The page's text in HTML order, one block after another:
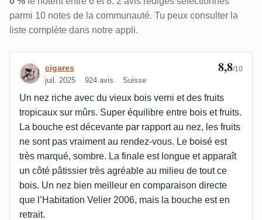
parmi 10 notes de la communauté. Tu peux consulter la
liste complète dans notre appli.
Avis de cigares
cigares
juil. 2025 924 avis Suisse
8,8/10
Un nez riche avec du vieux bois verni et des fruits
tropicaux sur mûrs. Super équilibre entre bois et fruits.
La bouche est décevante par rapport au nez, les fruits
ne sont pas vraiment au rendez-vous. Le boisé est
très marqué, sombre. La finale est longue et apparaît
un côté pâtissier très agréable au milieu de tout ce
bois. Un nez bien meilleur en comparaison directe
que l’Habitation Velier 2006, mais la bouche est en
retrait.